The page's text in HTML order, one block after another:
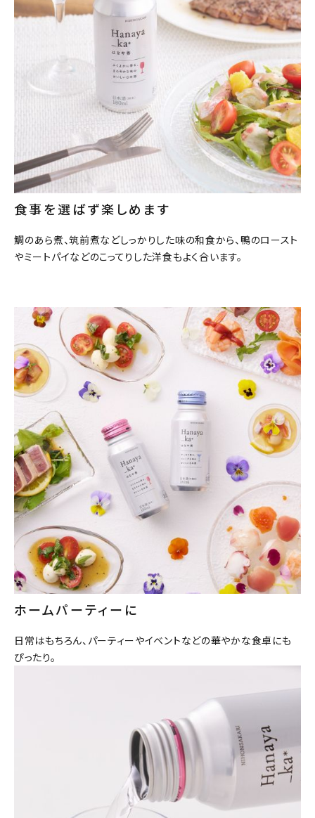
食事を選ばず楽しめます
鯛のあら煮、筑前煮などしっかりした味の和食から、鴨のロースト
やミートパイなどのこってりした洋食もよく合います。
ホームパーティーに
日常はもちろん、パーティーやイベントなどの華やかな食卓にも
ぴったり。